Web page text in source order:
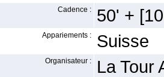
Cadence : 50' +
Appariements : Suisse
Organisateur : La Tour